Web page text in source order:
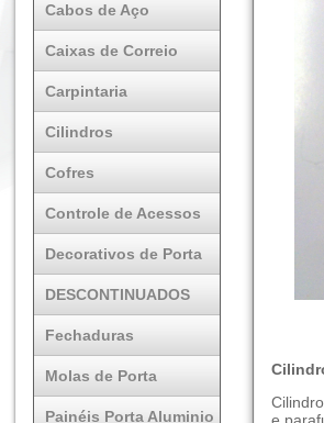
Cabos de Aço
Caixas de Correio
Carpintaria
Cilindros
Cofres
Controle de Acessos
Decorativos de Porta
DESCONTINUADOS
Fechaduras
Molas de Porta
Painéis Porta Aluminio